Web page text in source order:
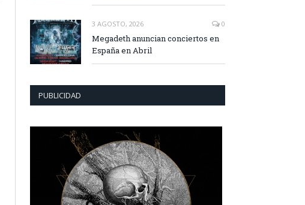
3 AGOSTO, 2026 0
Megadeth anuncian conciertos en
España en Abril
PUBLICIDAD